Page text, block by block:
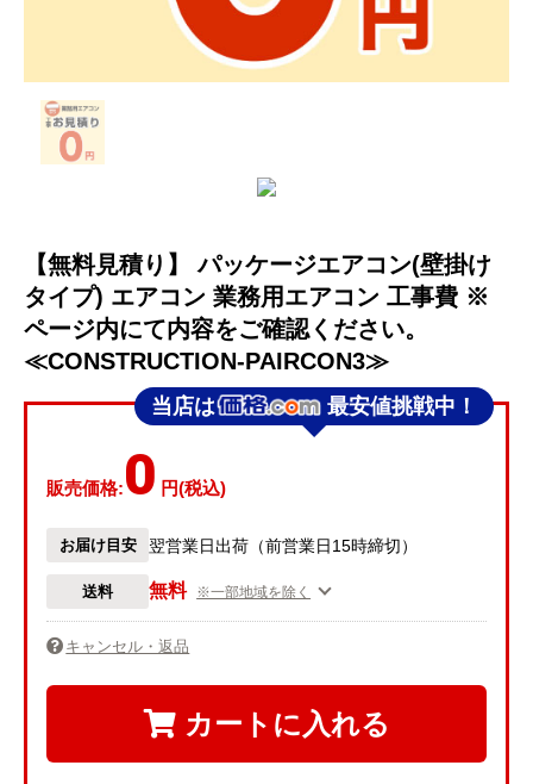
【無料見積り】 パッケージエアコン(壁掛け
タイプ) エアコン 業務用エアコン 工事費 ※
ページ内にて内容をご確認ください。
≪CONSTRUCTION-PAIRCON3≫
当店は 最安値挑戦中！
販売価格:0 円(税込)
お届け目安 翌営業日出荷（前営業日15時締切）
送料 無料 ※一部地域を除く
キャンセル・返品
カートに入れる